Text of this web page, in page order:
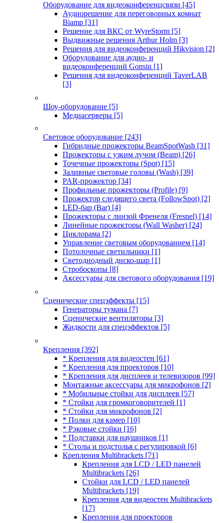
Оборудование для видеоконференцсвязи [45]
Аудиорешение для переговорных комнат
Biamp [31]
Решение для ВКС от WyreStorm [5]
Выдвижные решения Arthur Holm [3]
Решения для видеоконференций Hikvision [2]
Оборудование для аудио- и
видеоконференций Gonsin [1]
Решения для видеоконференций TaverLAB
[3]
Шоу-оборудование [5]
Медиасерверы [5]
Световое оборудование [243]
Гибридные прожекторы BeamSpotWash [31]
Прожекторы с узким лучом (Beam) [26]
Точечные прожекторы (Spot) [15]
Заливные световые головы (Wash) [39]
PAR-прожектор [34]
Профильные прожекторы (Profile) [9]
Прожектор следящего света (FollowSpot) [2]
LED-бар (Bar) [4]
Прожекторы с линзой Френеля (Fresnel) [14]
Линейные прожекторы (Wall Washer) [24]
Циклорама [2]
Управление световым оборудованием [14]
Потолочные светильники [1]
Светодиодный диско-шар [1]
Стробоскопы [8]
Аксессуары для светового оборудования [19]
Сценические спецэффекты [15]
Генераторы тумана [7]
Сценические вентиляторы [3]
Жидкости для спецэффектов [5]
Крепления [392]
* Крепления для видеостен [61]
* Крепления для проекторов [10]
* Крепления для дисплеев и телевизоров [99]
Монтажные аксессуары для микрофонов [2]
* Мобильные стойки для дисплеев [57]
* Стойки для громкоговорителей [1]
* Стойки для микрофонов [2]
* Полки для камер [10]
* Рэковые стойки [16]
* Подставки для наушников [1]
* Столы и подстолья с регулировкой [6]
Крепления Multibrackets [71]
Крепления для LCD / LED панелей
Multibrackets [26]
Стойки для LCD / LED панелей
Multibrackets [19]
Крепления для видеостен Multibrackets
[17]
Крепления для проекторов